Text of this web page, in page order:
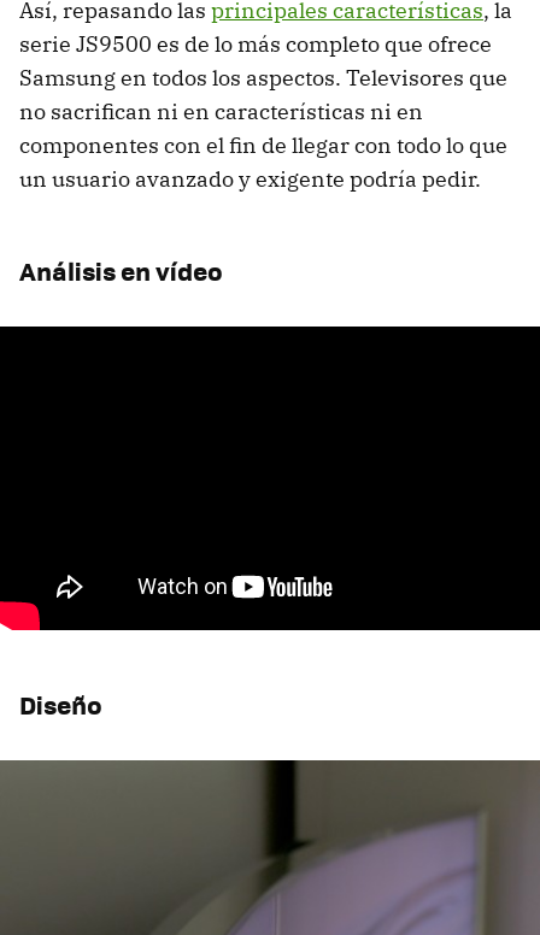
Así, repasando las principales características, la
serie JS9500 es de lo más completo que ofrece
Samsung en todos los aspectos. Televisores que
no sacrifican ni en características ni en
componentes con el fin de llegar con todo lo que
un usuario avanzado y exigente podría pedir.
Análisis en vídeo
Diseño